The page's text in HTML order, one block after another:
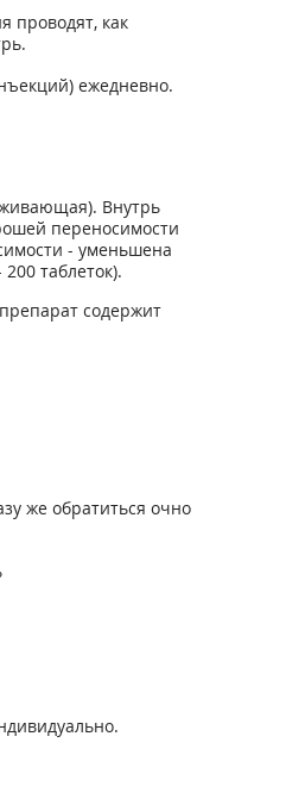
проводят, как
ежедневно.
Внутрь
переносимости
- уменьшена
таблеток).
содержит
же обратиться очно